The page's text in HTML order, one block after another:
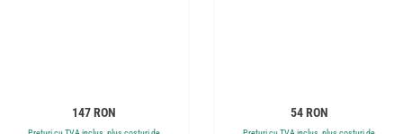
Preț obișnuit:
147 RON Preț obișnuit:
54 RON